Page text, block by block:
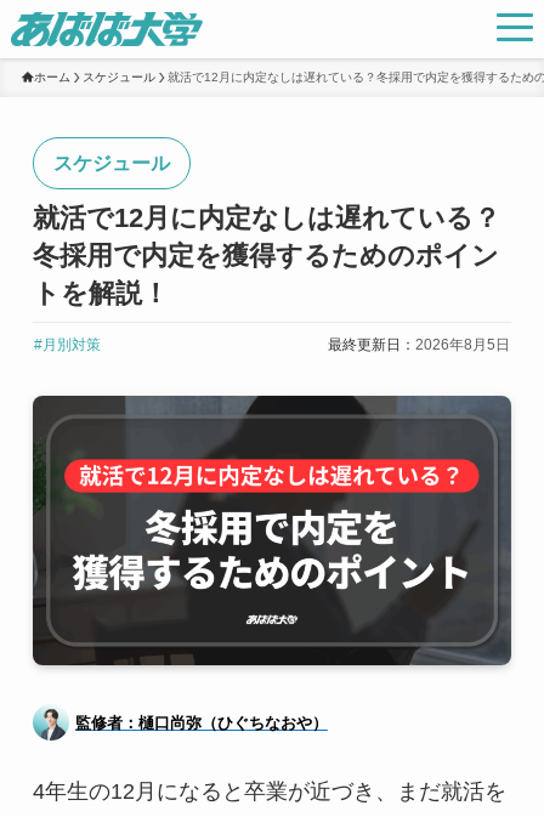
ホーム スケジュール 就活で12月に内定なしは遅れている？冬採用で内定を獲得するため
スケジュール
就活で12月に内定なしは遅れている？
冬採用で内定を獲得するためのポイン
トを解説！
#月別対策 最終更新日：2026年8月5日
監修者：樋口尚弥（ひぐちなおや）
4年生の12月になると卒業が近づき、まだ就活を